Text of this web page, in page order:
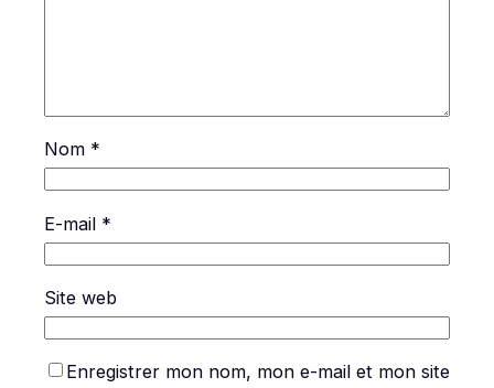
Nom *
E-mail *
Site web
Enregistrer mon nom, mon e-mail et mon site